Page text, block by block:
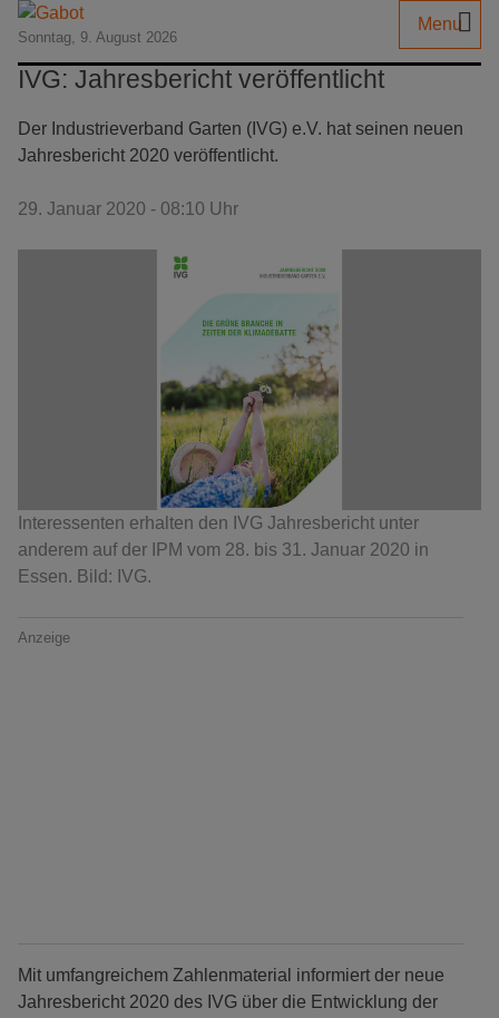
Sonntag, 9. August 2026
Menu
IVG: Jahresbericht veröffentlicht
Der Industrieverband Garten (IVG) e.V. hat seinen neuen
Jahresbericht 2020 veröffentlicht.
29. Januar 2020 - 08:10 Uhr
Interessenten erhalten den IVG Jahresbericht unter
anderem auf der IPM vom 28. bis 31. Januar 2020 in
Essen. Bild: IVG.
Anzeige
Mit umfangreichem Zahlenmaterial informiert der neue
Jahresbericht 2020 des IVG über die Entwicklung der